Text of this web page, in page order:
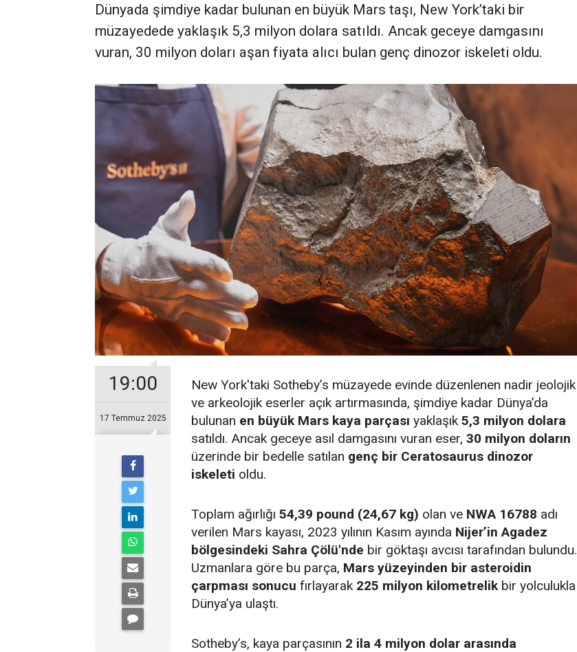
Dünyada şimdiye kadar bulunan en büyük Mars taşı, New York’taki bir
müzayedede yaklaşık 5,3 milyon dolara satıldı. Ancak geceye damgasını
vuran, 30 milyon doları aşan fiyata alıcı bulan genç dinozor iskeleti oldu.
19:00
17 Temmuz 2025
New York'taki Sotheby’s müzayede evinde düzenlenen nadir jeolojik
ve arkeolojik eserler açık artırmasında, şimdiye kadar Dünya’da
bulunan en büyük Mars kaya parçası yaklaşık 5,3 milyon dolara
satıldı. Ancak geceye asıl damgasını vuran eser, 30 milyon doların
üzerinde bir bedelle satılan genç bir Ceratosaurus dinozor
iskeleti oldu.
Toplam ağırlığı 54,39 pound (24,67 kg) olan ve NWA 16788 adı
verilen Mars kayası, 2023 yılının Kasım ayında Nijer’in Agadez
bölgesindeki Sahra Çölü'nde bir göktaşı avcısı tarafından bulundu.
Uzmanlara göre bu parça, Mars yüzeyinden bir asteroidin
çarpması sonucu fırlayarak 225 milyon kilometrelikbir yolculukla
Dünya’ya ulaştı.
Sotheby’s, kaya parçasının 2 ila 4 milyon dolar arasında